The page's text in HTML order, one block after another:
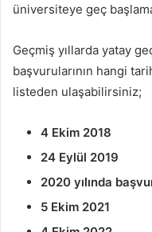
üniversiteye geç
Geçmiş yıllarda yatay
başvurularının hangi
listeden ulaşabilirsiniz;
4 Ekim 2018
24 Eylül 2019
2020 yılında
5 Ekim 2021